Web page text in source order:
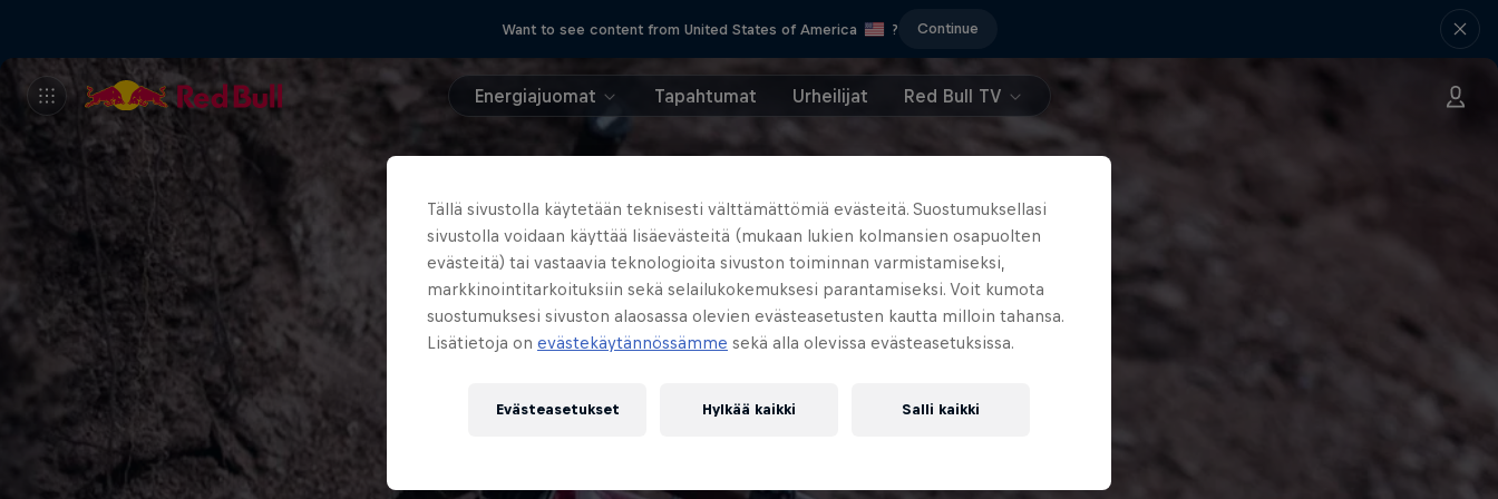
Want to see content from United States of America ? Continue
Energiajuomat Tapahtumat Urheilijat Red Bull TV
Tällä sivustolla käytetään teknisesti välttämättömiä evästeitä. Suostumuksellasi
sivustolla voidaan käyttää lisäevästeitä (mukaan lukien kolmansien osapuolten
evästeitä) tai vastaavia teknologioita sivuston toiminnan varmistamiseksi,
markkinointitarkoituksiin sekä selailukokemuksesi parantamiseksi. Voit kumota
suostumuksesi sivuston alaosassa olevien evästeasetusten kautta milloin tahansa.
Lisätietoja on evästekäytännössämme sekä alla olevissa evästeasetuksissa.
Evästeasetukset Hylkää kaikki Salli kaikki